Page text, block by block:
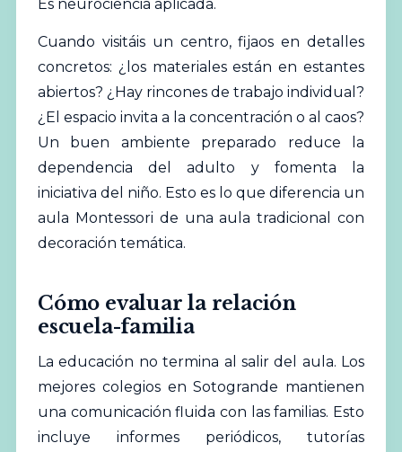
Es neurociencia aplicada.
Cuando visitáis un centro, fijaos en detalles
concretos: ¿los materiales están en estantes
abiertos? ¿Hay rincones de trabajo individual?
¿El espacio invita a la concentración o al caos?
Un buen ambiente preparado reduce la
dependencia del adulto y fomenta la
iniciativa del niño. Esto es lo que diferencia un
aula Montessori de una aula tradicional con
decoración temática.
Cómo evaluar la relación
escuela-familia
La educación no termina al salir del aula. Los
mejorescolegios en Sotogrande mantienen
una comunicación fluida con las familias. Esto
incluye informes periódicos, tutorías